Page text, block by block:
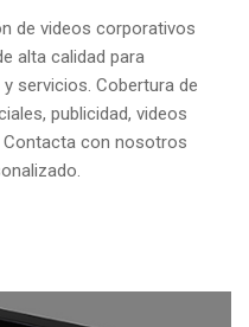
de videos corporativos
alta calidad para
servicios. Cobertura de
publicidad, videos
con nosotros